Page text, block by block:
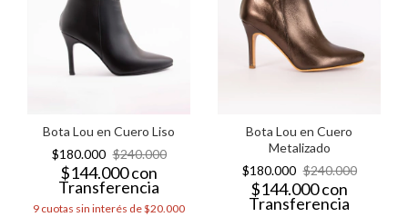
Bota Lou en Cuero Liso
$180.000 $240.000
$144.000con
Transferencia
9 cuotas sin interés de$20.000
Bota Lou en Cuero
Metalizado
$180.000 $240.000
$144.000con
Transferencia